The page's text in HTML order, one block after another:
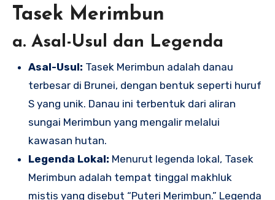
Tasek Merimbun
a. Asal-Usul dan Legenda
Asal-Usul: Tasek Merimbun adalah danau
terbesar di Brunei, dengan bentuk seperti huruf
S yang unik. Danau ini terbentuk dari aliran
sungai Merimbun yang mengalir melalui
kawasan hutan.
Legenda Lokal: Menurut legenda lokal, Tasek
Merimbun adalah tempat tinggal makhluk
mistis yang disebut “Puteri Merimbun.” Legenda